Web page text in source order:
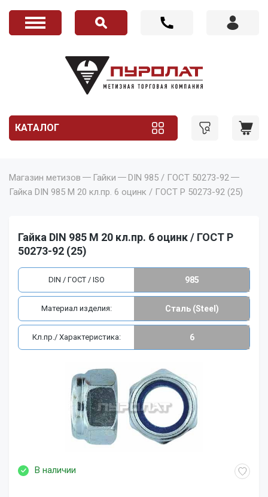
КАТАЛОГ
Магазин метизов Гайки
DIN 985 / ГОСТ 50273-92
Гайка DIN 985 M 20 кл.пр. 6 оцинк / ГОСТ Р 50273-92 (25)
Гайка DIN 985 M 20 кл.пр. 6 оцинк / ГОСТ Р
50273-92 (25)
В наличии
DIN / ГОСТ / ISO 985
Материал изделия: Сталь (Steel)
Кл.пр./ Характеристика: 6